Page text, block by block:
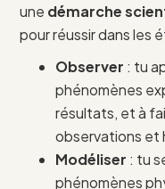
une démarche
pour réussir dans les
Observer : tu
phénomènes
résultats, et à
observations et
Modéliser : tu
phénomènes